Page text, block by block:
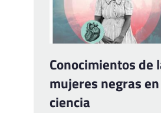
Conocimientos de
mujeres negras
ciencia